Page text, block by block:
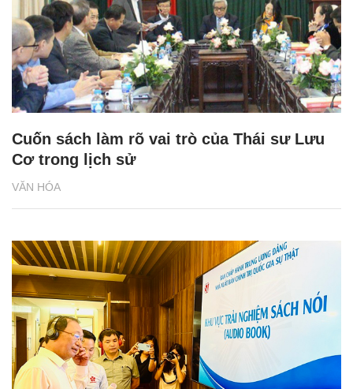
VĂN HÓA
Cuốn sách làm rõ vai trò của Thái sư Lưu
Cơ trong lịch sử